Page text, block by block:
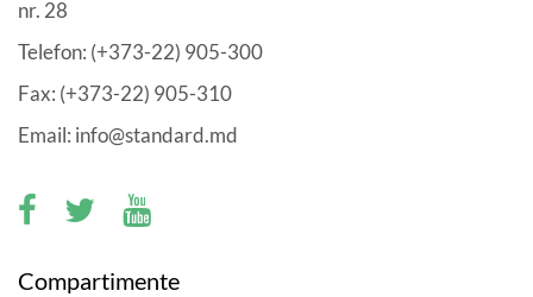
nr. 28
Telefon: (+373-22) 905-300
Fax: (+373-22) 905-310
Email: info@standard.md
Compartimente